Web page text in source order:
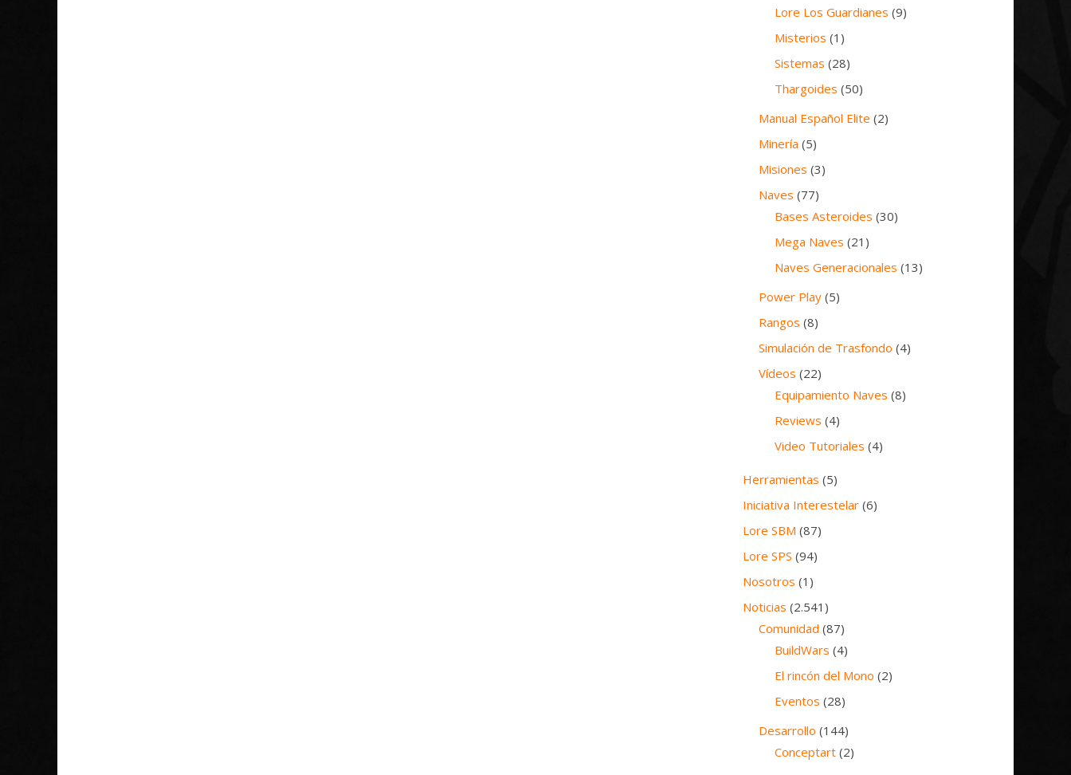
Lore Los Guardianes (9)
Misterios (1)
Sistemas (28)
Thargoides (50)
Manual Español Elite (2)
Minería (5)
Misiones (3)
Naves (77)
Bases Asteroides (30)
Mega Naves (21)
Naves Generacionales (13)
Power Play (5)
Rangos (8)
Simulación de Trasfondo (4)
Vídeos (22)
Equipamiento Naves (8)
Reviews (4)
Video Tutoriales (4)
Herramientas (5)
Iniciativa Interestelar (6)
Lore SBM (87)
Lore SPS (94)
Nosotros (1)
Noticias (2.541)
Comunidad (87)
BuildWars (4)
El rincón del Mono (2)
Eventos (28)
Desarrollo (144)
Conceptart (2)